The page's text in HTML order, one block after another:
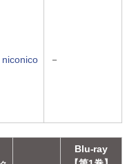
niconico －
Blu-ray